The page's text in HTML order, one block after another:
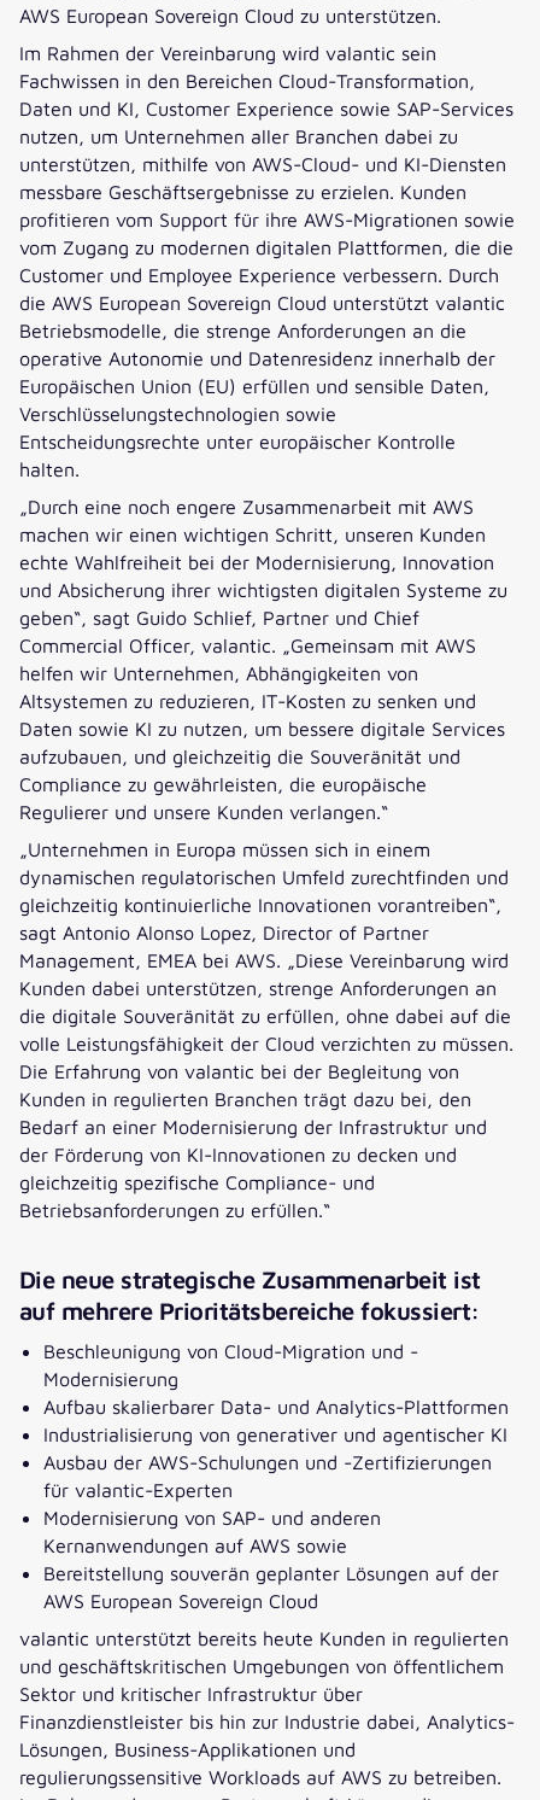
AWS European Sovereign Cloud zu unterstützen.
Im Rahmen der Vereinbarung wird valantic sein
Fachwissen in den Bereichen Cloud-Transformation,
Daten und KI, Customer Experience sowie SAP-Services
nutzen, um Unternehmen aller Branchen dabei zu
unterstützen, mithilfe von AWS-Cloud- und KI-Diensten
messbare Geschäftsergebnisse zu erzielen. Kunden
profitieren vom Support für ihre AWS-Migrationen sowie
vom Zugang zu modernen digitalen Plattformen, die die
Customer und Employee Experience verbessern. Durch
die AWS European Sovereign Cloud unterstützt valantic
Betriebsmodelle, die strenge Anforderungen an die
operative Autonomie und Datenresidenz innerhalb der
Europäischen Union (EU) erfüllen und sensible Daten,
Verschlüsselungstechnologien sowie
Entscheidungsrechte unter europäischer Kontrolle
halten.
„Durch eine noch engere Zusammenarbeit mit AWS
machen wir einen wichtigen Schritt, unseren Kunden
echte Wahlfreiheit bei der Modernisierung, Innovation
und Absicherung ihrer wichtigsten digitalen Systeme zu
geben“, sagt Guido Schlief, Partner und Chief
Commercial Officer, valantic. „Gemeinsam mit AWS
helfen wir Unternehmen, Abhängigkeiten von
Altsystemen zu reduzieren, IT-Kosten zu senken und
Daten sowie KI zu nutzen, um bessere digitale Services
aufzubauen, und gleichzeitig die Souveränität und
Compliance zu gewährleisten, die europäische
Regulierer und unsere Kunden verlangen.“
„Unternehmen in Europa müssen sich in einem
dynamischen regulatorischen Umfeld zurechtfinden und
gleichzeitig kontinuierliche Innovationen vorantreiben“,
sagt Antonio Alonso Lopez, Director of Partner
Management, EMEA bei AWS. „Diese Vereinbarung wird
Kunden dabei unterstützen, strenge Anforderungen an
die digitale Souveränität zu erfüllen, ohne dabei auf die
volle Leistungsfähigkeit der Cloud verzichten zu müssen.
Die Erfahrung von valantic bei der Begleitung von
Kunden in regulierten Branchen trägt dazu bei, den
Bedarf an einer Modernisierung der Infrastruktur und
der Förderung von KI-Innovationen zu decken und
gleichzeitig spezifische Compliance- und
Betriebsanforderungen zu erfüllen.“
Die neue strategische Zusammenarbeit ist
auf mehrere Prioritätsbereiche fokussiert:
Beschleunigung von Cloud-Migration und -
Modernisierung
Aufbau skalierbarer Data- und Analytics-Plattformen
Industrialisierung von generativer und agentischer KI
Ausbau der AWS-Schulungen und -Zertifizierungen
für valantic-Experten
Modernisierung von SAP- und anderen
Kernanwendungen auf AWS sowie
Bereitstellung souverän geplanter Lösungen auf der
AWS European Sovereign Cloud
valantic unterstützt bereits heute Kunden in regulierten
und geschäftskritischen Umgebungen von öffentlichem
Sektor und kritischer Infrastruktur über
Finanzdienstleister bis hin zur Industrie dabei, Analytics-
Lösungen, Business-Applikationen und
regulierungssensitive Workloads auf AWS zu betreiben.